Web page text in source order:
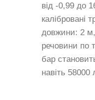
від -0,99 до
калібровані
довжини: 2
речовини по
бар
навіть 58000